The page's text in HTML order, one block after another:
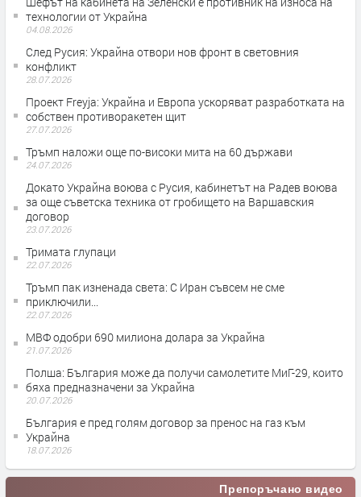
технологии от Украйна
04.08.2026
След Русия: Украйна отвори нов фронт в световния
конфликт
28.07.2026
Проект Freyja: Украйна и Европа ускоряват разработката на
собствен противоракетен щит
27.07.2026
Тръмп наложи още по-високи мита на 60 държави
24.07.2026
Докато Украйна воюва с Русия, кабинетът на Радев воюва
за още съветска техника от гробището на Варшавския
договор
23.07.2026
Тримата глупаци
22.07.2026
Тръмп пак изненада света: С Иран съвсем не сме
приключили...
22.07.2026
МВФ одобри 690 милиона долара за Украйна
21.07.2026
Полша: България може да получи самолетите МиГ-29, които
бяха предназначени за Украйна
20.07.2026
България е пред голям договор за пренос на газ към
Украйна
18.07.2026
Препоръчано видео